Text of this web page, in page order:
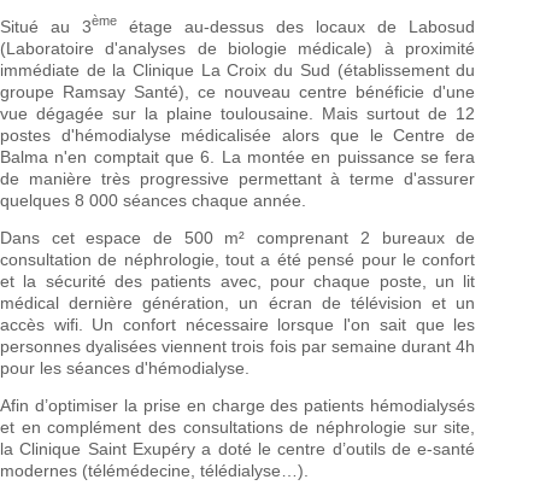
Situé au 3ème
étage au-dessus des locaux de Labosud
(Laboratoire d'analyses de biologie médicale) à proximité
immédiate de la Clinique La Croix du Sud (établissement du
groupe Ramsay Santé), ce nouveau centre bénéficie d'une
vue dégagée sur la plaine toulousaine. Mais surtout de 12
postes d'hémodialyse médicalisée alors que le Centre de
Balma n'en comptait que 6. La montée en puissance se fera
de manière très progressive permettant à terme d'assurer
quelques 8 000 séances chaque année.
Dans cet espace de 500 m² comprenant 2 bureaux de
consultation de néphrologie, tout a été pensé pour le confort
et la sécurité des patients avec, pour chaque poste, un lit
médical dernière génération, un écran de télévision et un
accès wifi. Un confort nécessaire lorsque l'on sait que les
personnes dyalisées viennent trois fois par semaine durant 4h
pour les séances d'hémodialyse.
Afin d’optimiser la prise en charge des patients hémodialysés
et en complément des consultations de néphrologie sur site,
la Clinique Saint Exupéry a doté le centre d’outils de e-santé
modernes (télémédecine, télédialyse…).